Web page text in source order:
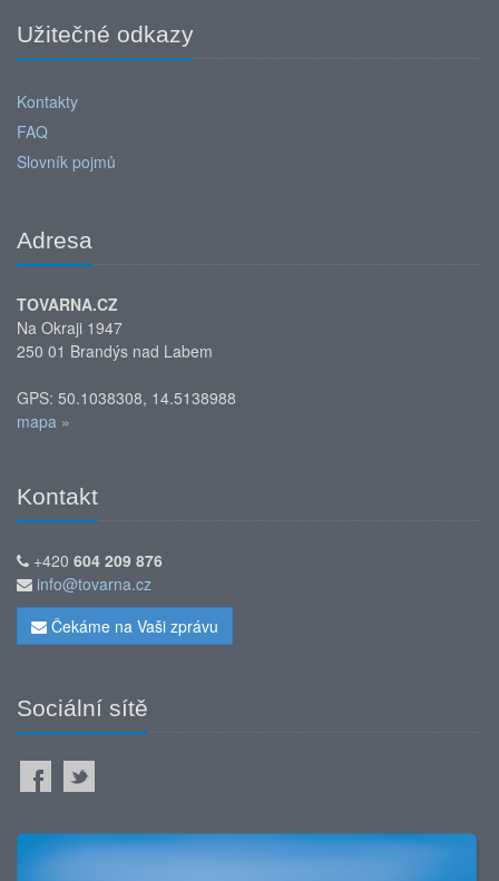
Užitečné odkazy
Kontakty
FAQ
Slovník pojmů
Adresa
TOVARNA.CZ
Na Okraji 1947
250 01 Brandýs nad Labem
GPS: 50.1038308, 14.5138988
mapa »
Kontakt
+420 604 209 876
info@tovarna.cz
Čekáme na Vaši zprávu
Sociální sítě